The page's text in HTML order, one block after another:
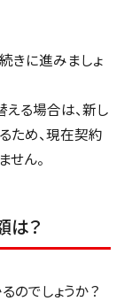
きに進みましょ
る場合は、新し
ため、現在契約
ん。
は？
のでしょうか？